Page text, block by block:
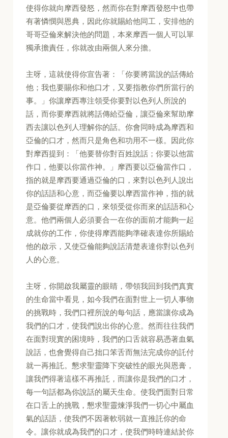
使得你就向摩西發怒，然而你在對摩西發怒中也帶
有著憐憫與恩典，因此你就賜給他同工，安排他的
哥哥亞倫來解決他的問題，本來摩西一個人可以單
獨承擔責任，你就改由兩個人來分擔。
主呀，這就使得你宣告著：「你要將當說的話傳給
他；我也要賜你和他口才，又要指教你們所當行的
事。」你讓摩西專注領受你要對以色列人所說的
話，而你要摩西就將話傳給亞倫，讓亞倫來幫助摩
西去讓以色列人理解你的話。你會同時成為摩西和
亞倫的口才，然而只是角色和功用不一樣。因此你
對摩西提到：「他要替你對百姓說話；你要以他當
作口，他要以你當作神。」摩西要以亞倫當作口，
指的就是摩西要通過亞倫的口，來對以色列人說出
你的話語和心意，而亞倫要以摩西當作神，指的就
是亞倫要從摩西的口，來領受從你而來的話語和心
意。他們兩個人必須要合一在你的面前才能夠一起
成就你的工作，你使得摩西能夠準確表達你所賜給
他的啟示，又使亞倫能夠說話清楚表達你對以色列
人的心意。
主呀，你開啟我屬靈的眼睛，帶領我回到我們真實
的生命當中看見，如今我們在面對世上一切人事物
的挑戰時，我們口裡所說的每句話，應當讓你成為
我們的口才，使我們說出你的心意。然而往往我們
在面對現實的困境時，我們的口舌就容易憑著血氣
說話，也會覺得自己拙口笨舌而無法完成你的託付
就一再推託。懇求聖靈降下突破性的眼光與恩膏，
讓我們得著這樣不再推託，而讓你是我們的口才，
每一句話都為你說話的屬天生命。使我們面對日常
在口舌上的挑戰，懇求聖靈煉淨我們一切心中屬血
氣的話語，使我們不因著軟弱就一直推託你的命
令。讓你就成為我們的口才，使我們時時連結於你